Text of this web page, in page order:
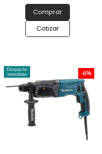
Comprar
Cotizar
Despacho
inmediato
-6%